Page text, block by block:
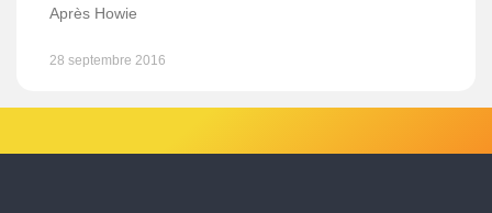
Après Howie
28 septembre 2016